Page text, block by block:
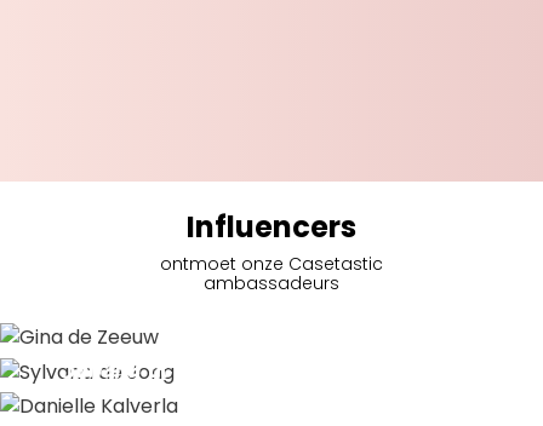
Influencers
ontmoet onze Casetastic
ambassadeurs
Sylvana de Jong